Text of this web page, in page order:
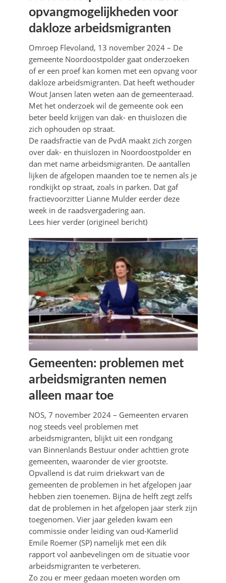
opvangmogelijkheden voor
dakloze arbeidsmigranten
Omroep Flevoland, 13 november 2024 – De
gemeente Noordoostpolder gaat onderzoeken
of er een proef kan komen met een opvang voor
dakloze arbeidsmigranten. Dat heeft wethouder
Wout Jansen laten weten aan de gemeenteraad.
Met het onderzoek wil de gemeente ook een
beter beeld krijgen van dak- en thuislozen die
zich ophouden op straat.
De raadsfractie van de PvdA maakt zich zorgen
over dak- en thuislozen in Noordoostpolder en
dan met name arbeidsmigranten. De aantallen
lijken de afgelopen maanden toe te nemen als je
rondkijkt op straat, zoals in parken. Dat gaf
fractievoorzitter Lianne Mulder eerder deze
week in de raadsvergadering aan.
Lees hier verder (origineel bericht)
Gemeenten: problemen met
arbeidsmigranten nemen
alleen maar toe
NOS, 7 november 2024 – Gemeenten ervaren
nog steeds veel problemen met
arbeidsmigranten, blijkt uit een rondgang
van Binnenlands Bestuur onder achttien grote
gemeenten, waaronder de vier grootste.
Opvallend is dat ruim driekwart van de
gemeenten de problemen in het afgelopen jaar
hebben zien toenemen. Bijna de helft zegt zelfs
dat de problemen in het afgelopen jaar sterk zijn
toegenomen. Vier jaar geleden kwam een
commissie onder leiding van oud-Kamerlid
Emile Roemer (SP) namelijk met een dik
rapport vol aanbevelingen om de situatie voor
arbeidsmigranten te verbeteren.
Zo zou er meer gedaan moeten worden om